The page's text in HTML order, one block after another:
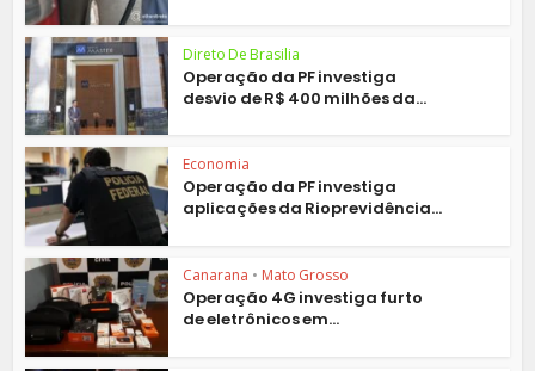
Direto De Brasilia
Operação da PF investiga
desvio de R$ 400 milhões da...
Economia
Operação da PF investiga
aplicações da Rioprevidência...
Canarana • Mato Grosso
Operação 4G investiga furto
de eletrônicos em...